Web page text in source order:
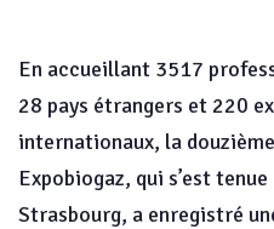
En accueillant 3517
28 pays étrangers et 220
internationaux, la
Expobiogaz, qui s’est
Strasbourg, a enregistré